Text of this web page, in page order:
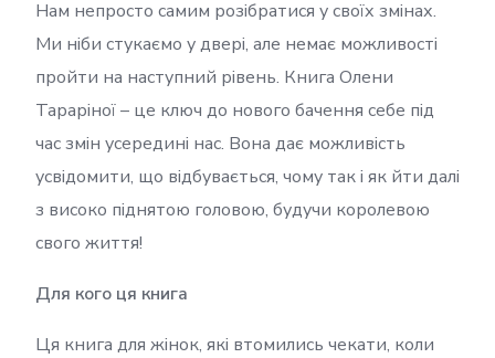
Нам непросто самим розібратися у своїх змінах.
Ми ніби стукаємо у двері, але немає можливості
пройти на наступний рівень. Книга Олени
Тараріної – це ключ до нового бачення себе під
час змін усередині нас. Вона дає можливість
усвідомити, що відбувається, чому так і як йти далі
з високо піднятою головою, будучи королевою
свого життя!
Для кого ця книга
Ця книга для жінок, які втомились чекати, коли